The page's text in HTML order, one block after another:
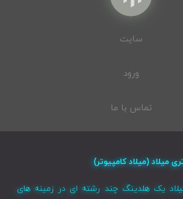
سایت
ورود
تماس با ما
میلاد (میلاد کامپیوتر)
یک هلدینگ چند رشته ای در زمینه های